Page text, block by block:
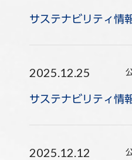
サステナビリティ情
2025.12.25
サステナビリティ情
2025.12.12